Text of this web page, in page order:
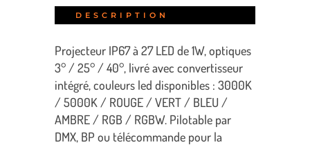
DESCRIPTION
Projecteur IP67 à 27 LED de 1W, optiques
3° / 25° / 40°, livré avec convertisseur
intégré, couleurs led disponibles : 3000K
/ 5000K / ROUGE / VERT / BLEU /
AMBRE / RGB / RGBW. Pilotable par
DMX, BP ou télécommande pour la